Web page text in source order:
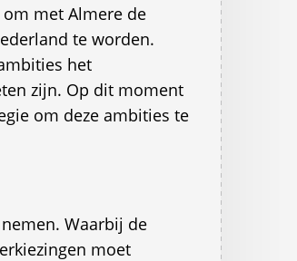
met Almere de
te worden.
het
zijn. Op dit moment
om deze ambities te
Waarbij de
moet